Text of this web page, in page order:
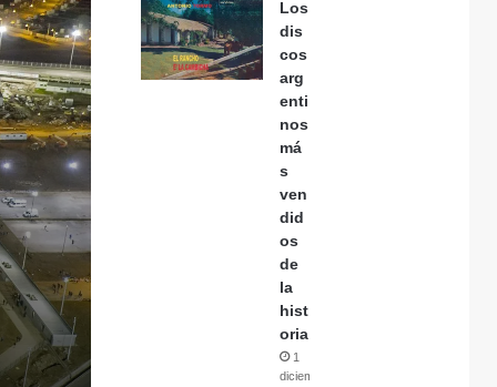
Los
dis
cos
arg
enti
nos
má
s
ven
did
os
de
la
hist
oria
1
diciembre,